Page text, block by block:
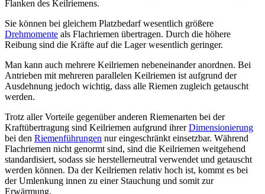
Flanken des Keilriemens.
Sie können bei gleichem Platzbedarf wesentlich größere
Drehmomente als Flachriemen übertragen. Durch die höhere
Reibung sind die Kräfte auf die Lager wesentlich geringer.
Man kann auch mehrere Keilriemen nebeneinander anordnen. Bei
Antrieben mit mehreren parallelen Keilriemen ist aufgrund der
Ausdehnung jedoch wichtig, dass alle Riemen zugleich getauscht
werden.
Trotz aller Vorteile gegenüber anderen Riemenarten bei der
Kraftübertragung sind Keilriemen aufgrund ihrerDimensionierung
bei den Riemenführungen nur eingeschränkt einsetzbar. Während
Flachriemen nicht genormt sind, sind die Keilriemen weitgehend
standardisiert, sodass sie herstellerneutral verwendet und getauscht
werden können. Da der Keilriemen relativ hoch ist, kommt es bei
der Umlenkung innen zu einer Stauchung und somit zur
Erwärmung.